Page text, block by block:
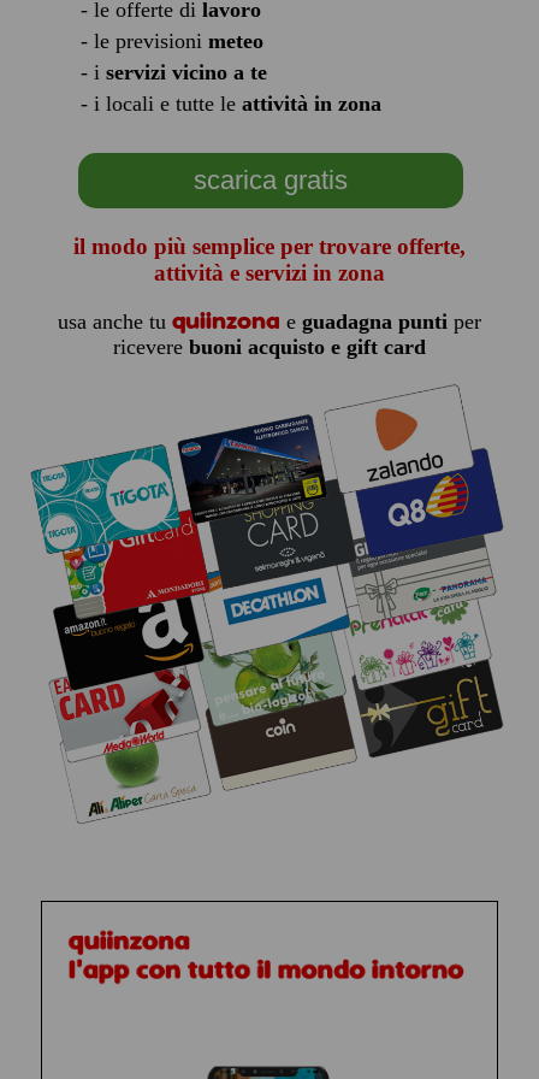
- le offerte di lavoro
- le previsioni meteo
- i servizi vicino a te
- i locali e tutte le attività in zona
scarica gratis
il modo più semplice per trovare offerte,
attività e servizi in zona
usa anche tu quiinzona e guadagna puntiper
ricevere buoni acquisto e gift card